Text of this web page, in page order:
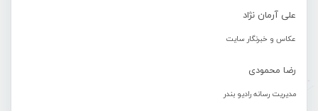
علی آرمان نژاد
عکاس و خبرنگار سایت
رضا محمودی
مدیریت رسانه رادیو بندر